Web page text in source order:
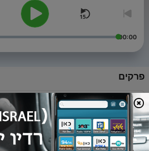
00:00
פרקים
25
- 25_מסכת מגילה דף כא עמוד ב
24 פבר' 2020
24 24_מסכת מגילה דף כא עמוד א
24 פבר' 2020